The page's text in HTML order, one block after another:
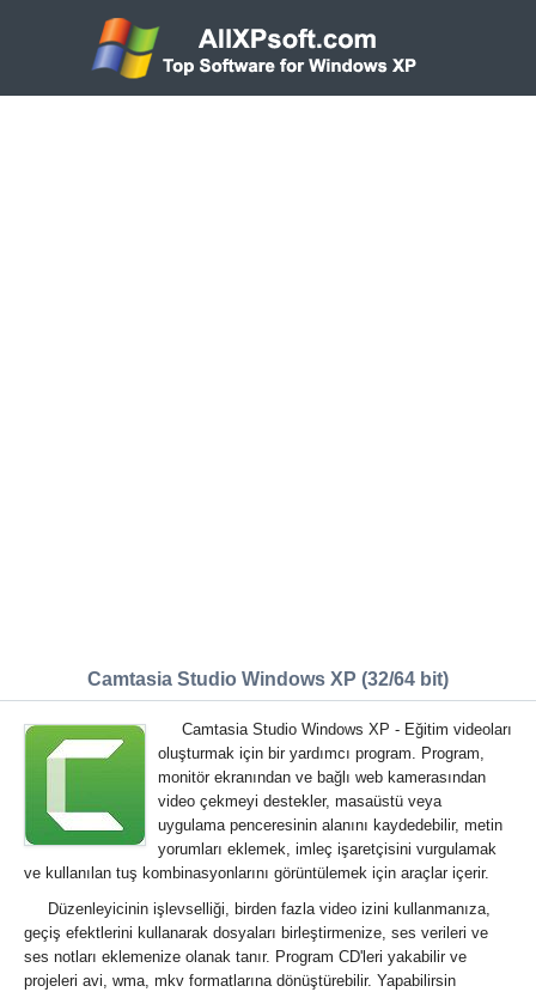
Camtasia Studio Windows XP (32/64 bit)
Camtasia Studio Windows XP - Eğitim videoları
oluşturmak için bir yardımcı program. Program,
monitör ekranından ve bağlı web kamerasından
video çekmeyi destekler, masaüstü veya
uygulama penceresinin alanını kaydedebilir, metin
yorumları eklemek, imleç işaretçisini vurgulamak
ve kullanılan tuş kombinasyonlarını görüntülemek için araçlar içerir.
Düzenleyicinin işlevselliği, birden fazla video izini kullanmanıza,
geçiş efektlerini kullanarak dosyaları birleştirmenize, ses verileri ve
ses notları eklemenize olanak tanır. Program CD'leri yakabilir ve
projeleri avi, wma, mkv formatlarına dönüştürebilir. Yapabilirsin